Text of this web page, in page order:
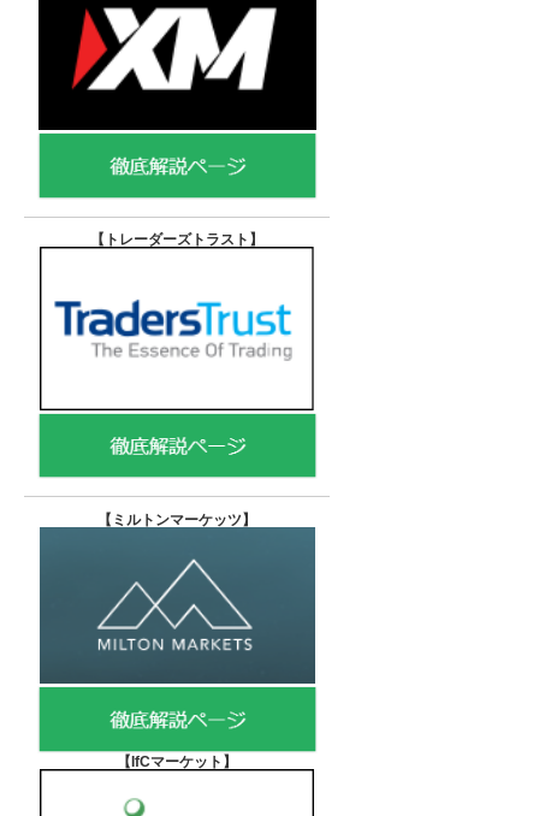
【トレーダーズトラスト 】
【 ミルトンマーケッツ】
【IfCマーケット 】